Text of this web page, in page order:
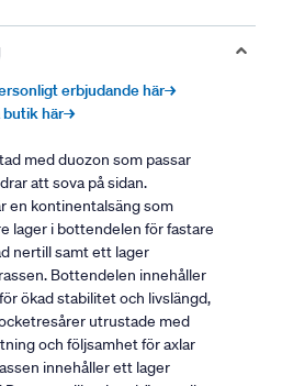
erbjudande här→
butik här→
med duozon som passar
att sova på sidan.
en kontinentalsäng som
lager i bottendelen för fastare
nertill samt ett lager
Bottendelen innehåller
ökad stabilitet och livslängd,
utrustade med
och följsamhet för axlar
innehåller ett lager